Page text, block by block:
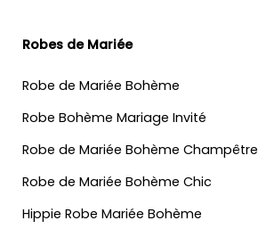
Robes de Mariée
Robe de Mariée Bohème
Robe Bohème Mariage Invité
Robe de Mariée Bohème Champêtre
Robe de Mariée Bohème Chic
Hippie Robe Mariée Bohème